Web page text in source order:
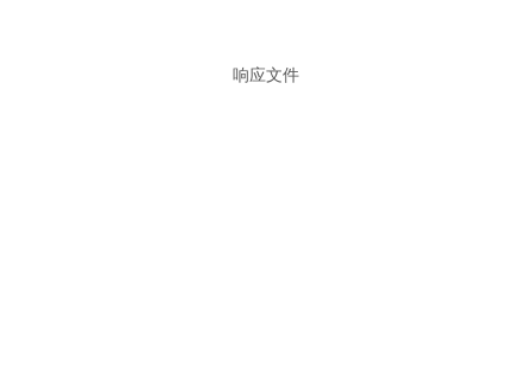
响应文件